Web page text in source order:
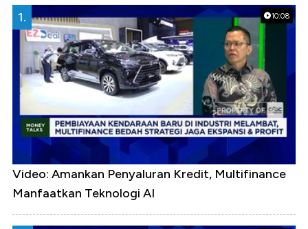
10:08
1.
Video: Amankan Penyaluran Kredit, Multifinance
Manfaatkan Teknologi AI